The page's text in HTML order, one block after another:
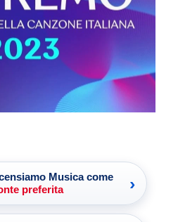
Musica come
preferita
›